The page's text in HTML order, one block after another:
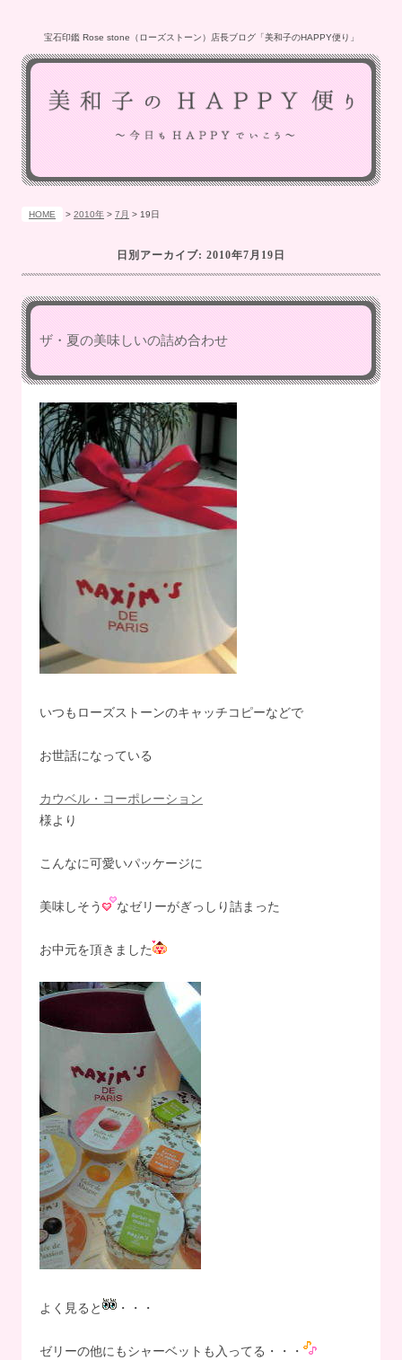
宝石印鑑 Rose stone（ローズストーン）店長ブログ「美和子のHAPPY便り」
HOME > 2010年 > 7月 > 19日
日別アーカイブ: 2010年7月19日
ザ・夏の美味しいの詰め合わせ
いつもローズストーンのキャッチコピーなどで
お世話になっている
カウベル・コーポレーション
様より
こんなに可愛いパッケージに
美味しそう なゼリーがぎっしり詰まった
お中元を頂きました
よく見ると ・・・
ゼリーの他にもシャーベットも入ってる・・・